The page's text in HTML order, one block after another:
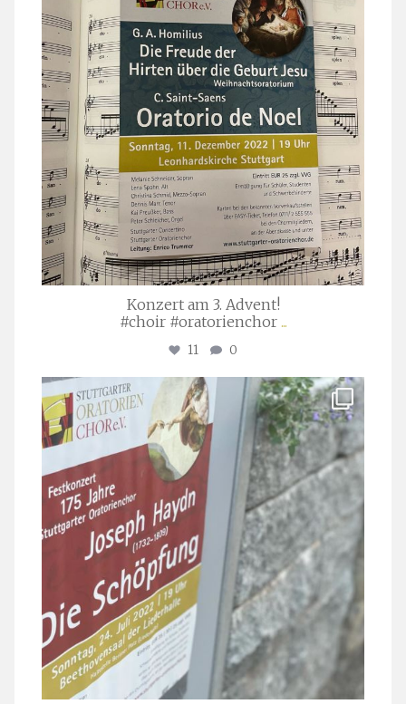
Konzert am 3. Advent!
#choir #oratorienchor ...
11 0
stuttgarter_oratorienchor
Juli 23